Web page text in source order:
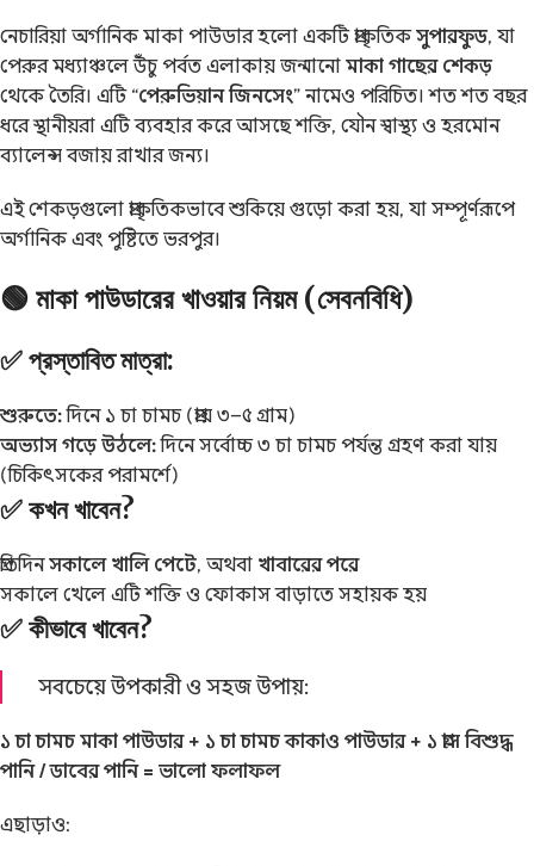
নেচারিয়া অর্গানিক মাকা পাউডার হলো একটি প্রাকৃতিকসুপারফুড, যা
পেরুর মধ্যাঞ্চলে উঁচু পর্বত এলাকায় জন্মানো মাকা গাছের শেকড়
থেকে তৈরি। এটি “পেরুভিয়ান জিনসেং” নামেও পরিচিত। শত শত বছর
ধরে স্থানীয়রা এটি ব্যবহার করে আসছে শক্তি, যৌন স্বাস্থ্য ও হরমোন
ব্যালেন্স বজায় রাখার জন্য।
এই শেকড়গুলো প্রাকৃতিকভাবে শুকিয়ে গুড়ো করা হয়, যা সম্পূর্ণরূপে
অর্গানিক এবং পুষ্টিতে ভরপুর।
🟢 মাকা পাউডারের খাওয়ার নিয়ম (সেবনবিধি)
✅ প্রস্তাবিত মাত্রা:
শুরুতে:দিনে ১ চা চামচ (প্রায় ৩–৫ গ্রাম)
অভ্যাস গড়ে উঠলে:দিনে সর্বোচ্চ ৩ চা চামচ পর্যন্ত গ্রহণ করা যায়
(চিকিৎসকের পরামর্শে)
✅ কখন খাবেন?
প্রতিদিনসকালে খালি পেটে, অথবা খাবারের পরে
সকালে খেলে এটি শক্তি ও ফোকাস বাড়াতে সহায়ক হয়
✅ কীভাবে খাবেন?
সবচেয়ে উপকারী ও সহজ উপায়:
১ চা চামচ মাকা পাউডার + ১ চা চামচ কাকাও পাউডার + ১ গ্লাস বিশুদ্ধ
পানি / ডাবের পানি = ভালো ফলাফল
এছাড়াও: